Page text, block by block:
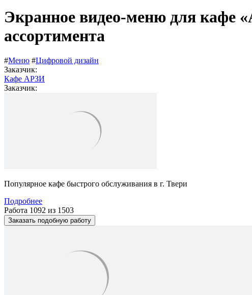
Экранное видео-меню для кафе
ассортимента
#Меню #Цифровой дизайн
Заказчик:
Кафе АРЗИ
Заказчик:
Популярное кафе быстрого обслуживания в г. Твери
Подробнее
Работа 1092 из 1503
Заказать подобную работу